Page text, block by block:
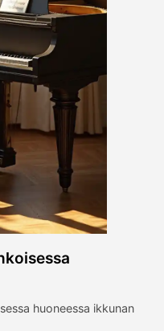
huoneessa ikkunan